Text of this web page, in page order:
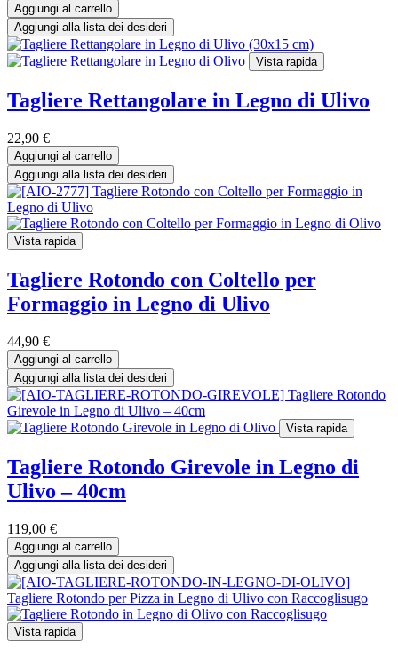
Aggiungi al carrello
Aggiungi alla lista dei desideri
Vista rapida
Tagliere Rettangolare in Legno di Ulivo
22,90 €
Aggiungi al carrello
Aggiungi alla lista dei desideri
Vista rapida
Tagliere Rotondo con Coltello per
Formaggio in Legno di Ulivo
44,90 €
Aggiungi al carrello
Aggiungi alla lista dei desideri
Vista rapida
Tagliere Rotondo Girevole in Legno di
Ulivo – 40cm
119,00 €
Aggiungi al carrello
Aggiungi alla lista dei desideri
Vista rapida